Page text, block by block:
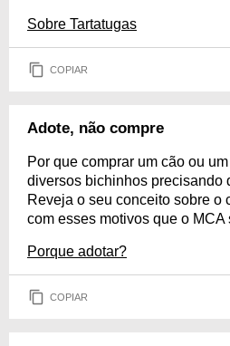
Sobre Tartatugas
COPIAR
Adote, não compre
Por que comprar um cão ou
diversos bichinhos precisando
Reveja o seu conceito sobre o
com esses motivos que o MCA
Porque adotar?
COPIAR